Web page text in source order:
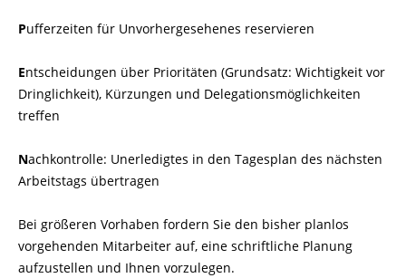
Pufferzeiten für Unvorhergesehenes reservieren
Entscheidungen über Prioritäten (Grundsatz: Wichtigkeit vor
Dringlichkeit), Kür­zungen und Delegationsmöglichkeiten
treffen
Nachkontrolle: Unerledigtes in den Tagesplan des nächsten
Arbeitstags übertragen
Bei größeren Vorhaben fordern Sie den bisher planlos
vorgehenden Mitarbeiter auf, eine schriftliche Planung
aufzustellen und Ihnen vorzulegen.